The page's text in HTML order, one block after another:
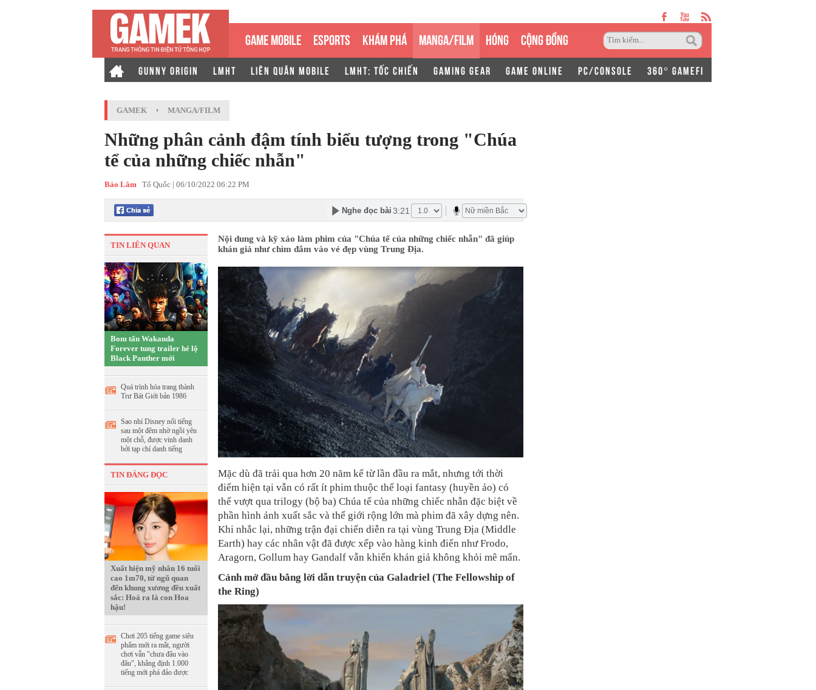
GAME MOBILE ESPORTS KHÁM PHÁ MANGA/FILM HÓNG CỘNG ĐỒNG
GUNNY ORIGIN LMHT LIÊN QUÂN MOBILE LMHT: TỐC CHIẾN GAMING GEAR GAME ONLINE PC/CONSOLE 360° GAMEFI
GAMEK › MANGA/FILM
Những phân cảnh đậm tính biểu tượng trong "Chúa
tể của những chiếc nhẫn"
Bảo Lâm Tổ Quốc | 06/10/2022 06:22 PM
Nghe đọc bài 3:21
TIN LIÊN QUAN
Bom tấn Wakanda
Forever tung trailer hé lộ
Black Panther mới
Quá trình hóa trang thành
Trư Bát Giới bản 1986
Sao nhí Disney nổi tiếng
sau một đêm nhờ ngồi yên
một chỗ, được vinh danh
bởi tạp chí danh tiếng
TIN ĐÁNG ĐỌC
Xuất hiện mỹ nhân 16 tuổi
cao 1m70, từ ngũ quan
đến khung xương đều xuất
sắc: Hoá ra là con Hoa
hậu!
Chơi 205 tiếng game siêu
phẩm mới ra mắt, người
chơi vẫn "chưa đâu vào
đâu", khẳng định 1.000
tiếng mới phá đảo được
Nội dung và kỹ xảo làm phim của "Chúa tể của những chiếc nhẫn" đã giúp
khán giả như chìm đắm vào vẻ đẹp vùng Trung Địa.
Mặc dù đã trải qua hơn 20 năm kể từ lần đầu ra mắt, nhưng tới thời
điểm hiện tại vẫn có rất ít phim thuộc thể loại fantasy (huyền ảo) có
thể vượt qua trilogy (bộ ba) Chúa tể của những chiếc nhẫn đặc biệt về
phần hình ảnh xuất sắc và thế giới rộng lớn mà phim đã xây dựng nên.
Khi nhắc lại, những trận đại chiến diễn ra tại vùng Trung Địa (Middle
Earth) hay các nhân vật đã được xếp vào hàng kinh điển như Frodo,
Aragorn, Gollum hay Gandalf vẫn khiến khán giả không khỏi mê mẩn.
Cảnh mở đầu bằng lời dẫn truyện của Galadriel (The Fellowship of
the Ring)